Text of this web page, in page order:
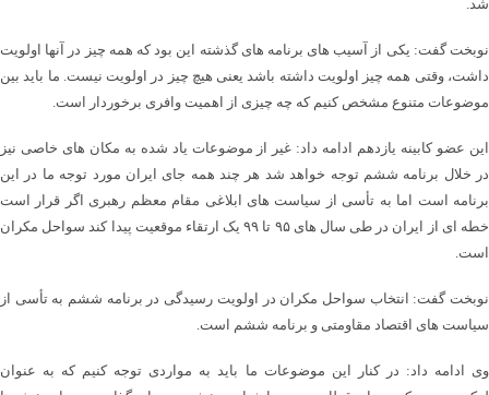
شد.
نوبخت گفت: یکی از آسیب های برنامه های گذشته این بود که همه چیز در آنها اولویت
داشت، وقتی همه چیز اولویت داشته باشد یعنی هیچ چیز در اولویت نیست. ما باید بین
موضوعات متنوع مشخص کنیم که چه چیزی از اهمیت وافری برخوردار است.
این عضو کابینه یازدهم ادامه داد: غیر از موضوعات یاد شده به مکان های خاصی نیز
در خلال برنامه ششم توجه خواهد شد هر چند همه جای ایران مورد توجه ما در این
برنامه است اما به تأسی از سیاست های ابلاغی مقام معظم رهبری اگر قرار است
خطه ای از ایران در طی سال های ۹۵ تا ۹۹ یک ارتقاء موقعیت پیدا کند سواحل مکران
است.
نوبخت گفت: انتخاب سواحل مکران در اولویت رسیدگی در برنامه ششم به تأسی از
سیاست های اقتصاد مقاومتی و برنامه ششم است.
وی ادامه داد: در کنار این موضوعات ما باید به مواردی توجه کنیم که به عنوان